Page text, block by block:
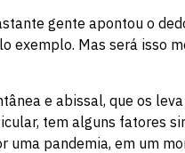
gente apontou o
exemplo. Mas será isso
e abissal, que os
tem alguns fatores
pandemia, em um